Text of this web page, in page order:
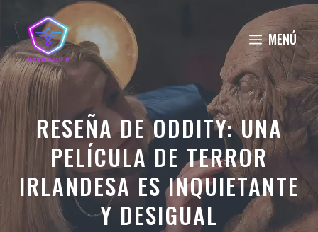
contenido
MENÚ
RESEÑA DE ODDITY: UNA
PELÍCULA DE TERROR
IRLANDESA ES INQUIETANTE
Y DESIGUAL